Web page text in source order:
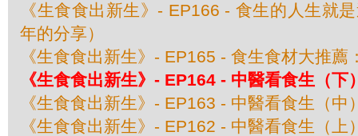
《生食食出新生》- EP166 - 食生的人生就
年的分享）
《生食食出新生》- EP165 - 食生食材大推薦
《生食食出新生》- EP164 - 中醫看食生（下
《生食食出新生》- EP163 - 中醫看食生（中
《生食食出新生》- EP162 - 中醫看食生（上